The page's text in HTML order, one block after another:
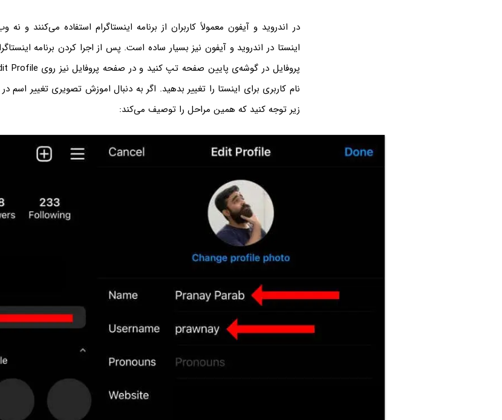
در اندروید و آیفون معمولاً کاربران از برنامه اینستاگرام استفاده می‌کنند و نه
اینستا در اندروید و آیفون نیز بسیار ساده است. پس از اجرا کردن برنامه
نام کاربری برای اینستا را تغییر بدهید. اگر به دنبال اموزش تصویری تغییر اسم
زیر توجه کنید که همین مراحل را توصیف می‌کند: